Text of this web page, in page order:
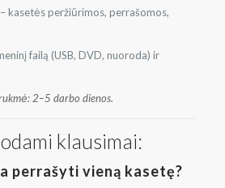
– kasetės peržiūrimos, perrašomos,
failą (USB, DVD, nuoroda) ir
2–5 darbo dienos.
klausimai:
perrašyti vieną kasetę?